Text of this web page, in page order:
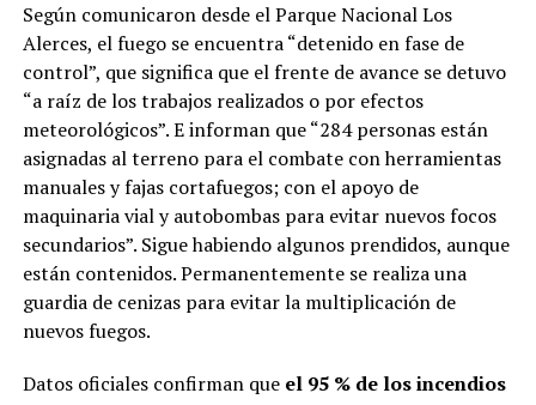
Según comunicaron desde el Parque Nacional Los
Alerces, el fuego se encuentra “detenido en fase de
control”, que significa que el frente de avance se detuvo
“a raíz de los trabajos realizados o por efectos
meteorológicos”. E informan que “284 personas están
asignadas al terreno para el combate con herramientas
manuales y fajas cortafuegos; con el apoyo de
maquinaria vial y autobombas para evitar nuevos focos
secundarios”. Sigue habiendo algunos prendidos, aunque
están contenidos. Permanentemente se realiza una
guardia de cenizas para evitar la multiplicación de
nuevos fuegos.
Datos oficiales confirman que el 95 % de los incendios